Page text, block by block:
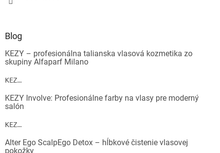
Blog
KEZY – profesionálna talianska vlasová kozmetika zo
skupiny Alfaparf Milano
KEZ...
KEZY Involve: Profesionálne farby na vlasy pre moderný
salón
KEZ...
Alter Ego ScalpEgo Detox – hĺbkové čistenie vlasovej
pokožky